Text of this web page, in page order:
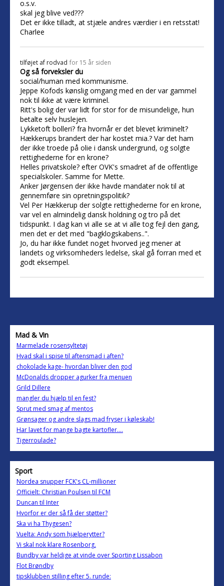
o.s.v.
skal jeg blive ved???
Det er ikke tilladt, at stjæle andres værdier i en retsstat!
Charlee
tilføjet af rodvad for 15 år siden
Og så forveksler du
social/human med kommunisme.
Jeppe Kofods kønslig omgang med en der var gammel
nok til ikke at være kriminel.
Ritt's bolig der var lidt for stor for de misundelige, hun
betalte selv huslejen.
Lykketoft bolleri? fra hvornår er det blevet kriminelt?
Hækkerups brandert der har kostet mia.? Var det ham
der ikke troede på olie i dansk undergrund, og solgte
rettighederne for en krone?
Helles privatskole? efter OVK's smadret af de offentlige
specialskoler. Samme for Mette.
Anker Jørgensen der ikke havde mandater nok til at
gennemføre sin opretningspolitik?
Vel Per Hækkerup der solgte rettighederne for en krone,
var vel en almindelig dansk holdning og tro på det
tidspunkt. I dag kan vi alle se at vi alle tog fejl den gang,
men det er det med "bagklogskabens..".
Jo, du har ikke fundet noget hvorved jeg mener at
landets og virksomheders ledelse, skal gå forran med et
godt eksempel.
Mad & Vin
Marmelade rosensyltetøj
Hvad skal i spise til aftensmad i aften?
chokolade kage- hvordan bliver den god
McDonalds dropper agurker fra menuen
Grild Dillere
mangler du hjælp til en fest?
Sprut med smag af mentos
Grønsager og andre slags mad fryser i køleskab!
Har lavet for mange bagte kartofler....
Tigerroulade?
Sport
Nordea snupper FCK's CL-millioner
Officielt: Christian Poulsen til FCM
Duncan til Inter
Hvorfor er der så få der støtter?
Ska vi ha Thygesen?
Vuelta: Andy som hjælperytter?
Vi skal nok klare Rosenborg.
Bundby var heldige at vinde over Sporting Lissabon
Flot Brøndby
tipsklubben stilling efter 5. runde: